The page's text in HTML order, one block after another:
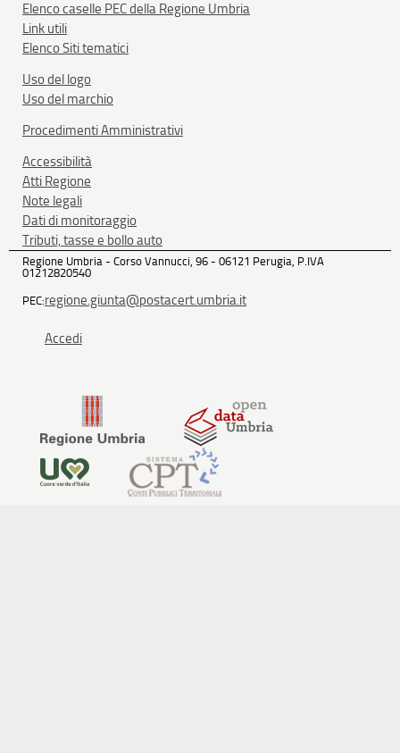
Elenco caselle PEC della Regione Umbria
Link utili
Elenco Siti tematici
Uso del logo
Uso del marchio
Procedimenti Amministrativi
Accessibilità
Atti Regione
Note legali
Dati di monitoraggio
Tributi, tasse e bollo auto
Regione Umbria - Corso Vannucci, 96 - 06121 Perugia, P.IVA
01212820540
PEC:regione.giunta@postacert.umbria.it
Accedi